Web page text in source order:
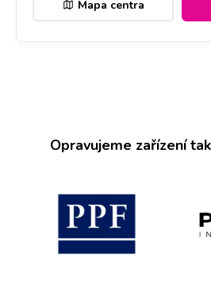
Mapa centra
Opravujeme zařízení